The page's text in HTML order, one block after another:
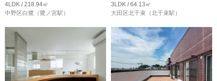
4LDK / 218.94㎡
中野区白鷺 （鷺ノ宮駅）
3LDK / 64.13㎡
大田区北千束 （北千束駅）